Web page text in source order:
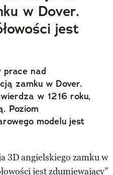
w Dover.
jest
prace nad
zamku w Dover.
w 1216 roku,
Poziom
modelu jest